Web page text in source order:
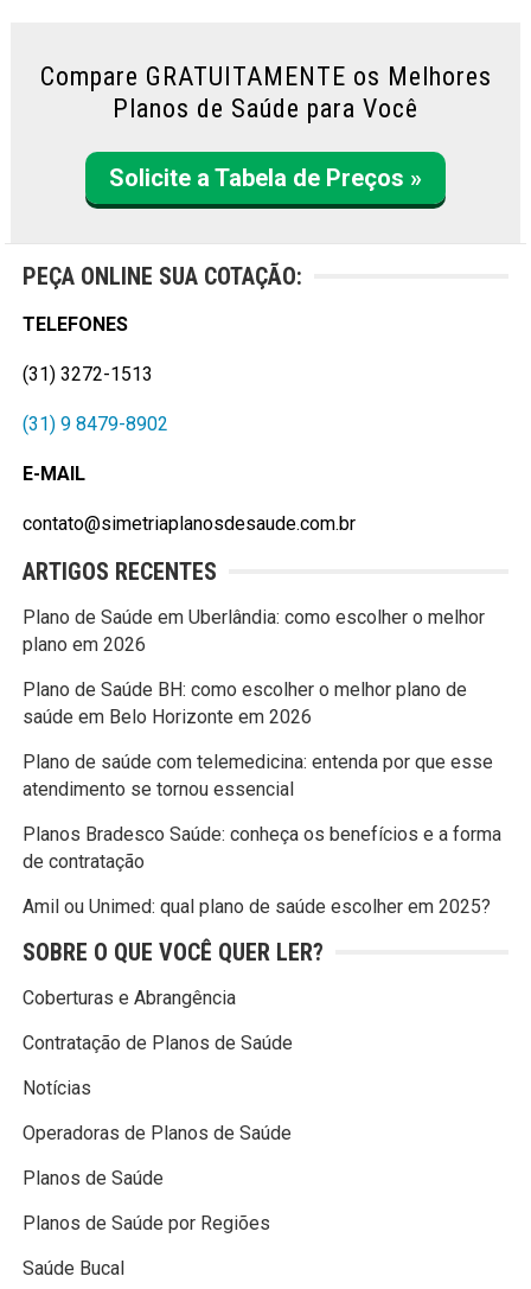
Compare GRATUITAMENTE os Melhores
Planos de Saúde para Você
Solicite a Tabela de Preços »
PEÇA ONLINE SUA COTAÇÃO:
TELEFONES
(31) 3272-1513
(31) 9 8479-8902
E-MAIL
contato@simetriaplanosdesaude.com.br
ARTIGOS RECENTES
Plano de Saúde em Uberlândia: como escolher o melhor
plano em 2026
Plano de Saúde BH: como escolher o melhor plano de
saúde em Belo Horizonte em 2026
Plano de saúde com telemedicina: entenda por que esse
atendimento se tornou essencial
Planos Bradesco Saúde: conheça os benefícios e a forma
de contratação
Amil ou Unimed: qual plano de saúde escolher em 2025?
SOBRE O QUE VOCÊ QUER LER?
Coberturas e Abrangência
Contratação de Planos de Saúde
Notícias
Operadoras de Planos de Saúde
Planos de Saúde
Planos de Saúde por Regiões
Saúde Bucal